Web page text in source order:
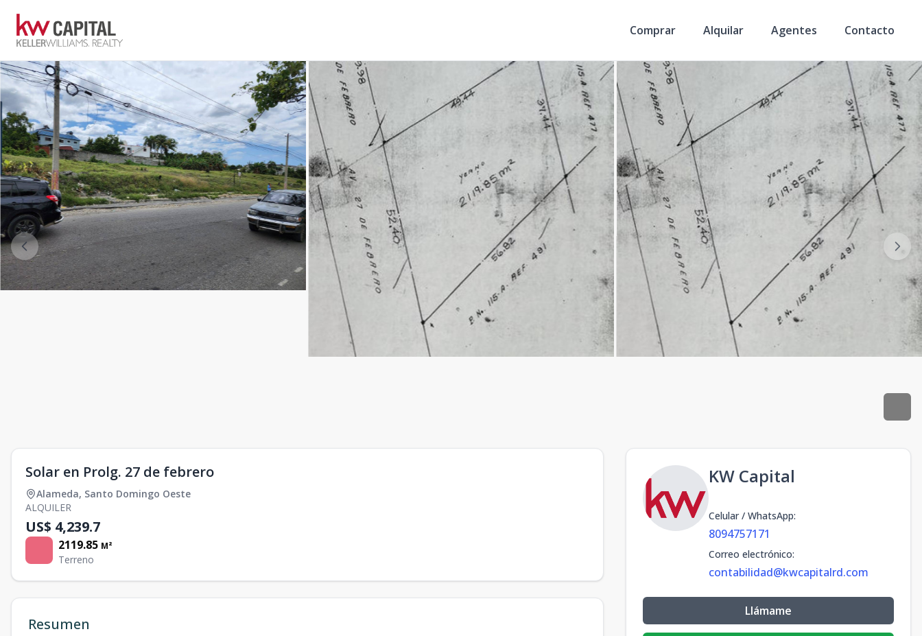
Comprar Alquilar Agentes Contacto
Solar en Prolg. 27 de febrero
Alameda, Santo Domingo Oeste
ALQUILER
US$ 4,239.7
2119.85 M²
Terreno
Resumen
KW Capital
Celular / WhatsApp:
8094757171
Correo electrónico:
contabilidad@kwcapitalrd.com
Llámame